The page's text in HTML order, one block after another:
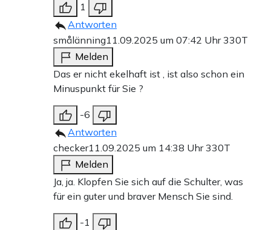
1
Antworten
smålänning11.09.2025 um 07:42 Uhr330T
Melden
Das er nicht ekelhaft ist , ist also schon ein
Minuspunkt für Sie ?
-6
Antworten
checker11.09.2025 um 14:38 Uhr330T
Melden
Ja, ja. Klopfen Sie sich auf die Schulter, was
für ein guter und braver Mensch Sie sind.
-1